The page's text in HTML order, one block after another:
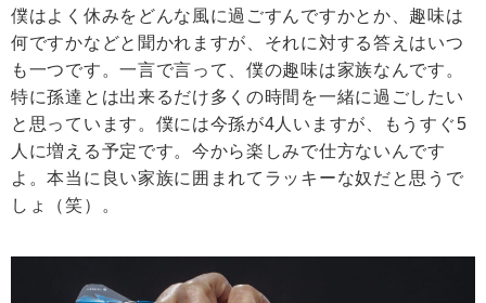
僕はよく休みをどんな風に過ごすんですかとか、趣味は
何ですかなどと聞かれますが、それに対する答えはいつ
も一つです。一言で言って、僕の趣味は家族なんです。
特に孫達とは出来るだけ多くの時間を一緒に過ごしたい
と思っています。僕には今孫が4人いますが、もうすぐ5
人に増える予定です。今から楽しみで仕方ないんです
よ。本当に良い家族に囲まれてラッキーな奴だと思うで
しょ（笑）。